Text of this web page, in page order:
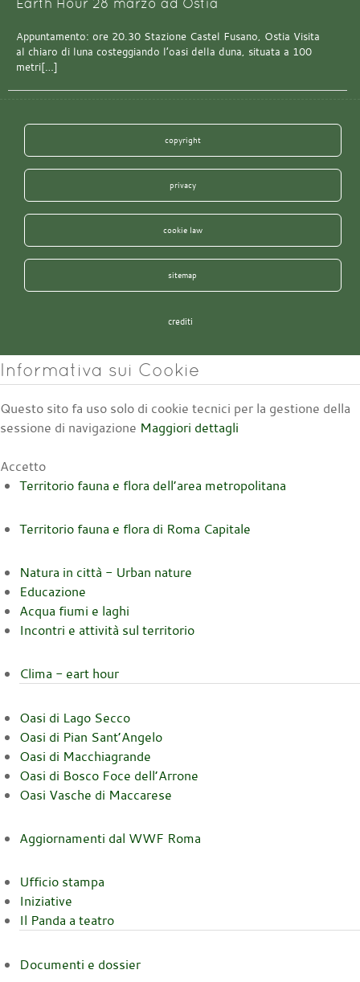
Earth Hour 28 marzo ad Ostia
Appuntamento: ore 20.30 Stazione Castel Fusano, Ostia Visita
al chiaro di luna costeggiando l’oasi della duna, situata a 100
metri[…]
copyright
privacy
cookie law
sitemap
crediti
Informativa sui Cookie
Questo sito fa uso solo di cookie tecnici per la gestione della
sessione di navigazione Maggiori dettagli
Accetto
Territorio fauna e flora dell’area metropolitana
Territorio fauna e flora di Roma Capitale
Natura in città - Urban nature
Educazione
Acqua fiumi e laghi
Incontri e attività sul territorio
Clima - eart hour
Oasi di Lago Secco
Oasi di Pian Sant’Angelo
Oasi di Macchiagrande
Oasi di Bosco Foce dell’Arrone
Oasi Vasche di Maccarese
Aggiornamenti dal WWF Roma
Ufficio stampa
Iniziative
Il Panda a teatro
Documenti e dossier